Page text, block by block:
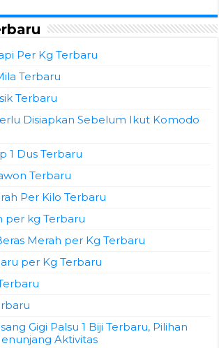
Per Kg Terbaru
Terbaru
Terbaru
Disiapkan Sebelum Ikut Komodo
1 Dus Terbaru
Terbaru
Per Kilo Terbaru
per kg Terbaru
Merah per Kg Terbaru
per Kg Terbaru
Gigi Palsu 1 Biji Terbaru, Pilihan
Aktivitas